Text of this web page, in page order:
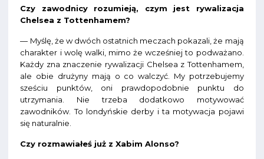
Czy zawodnicy rozumieją, czym jest rywalizacja
Chelsea z Tottenhamem?
— Myślę, że w dwóch ostatnich meczach pokazali, że mają
charakter i wolę walki, mimo że wcześniej to podważano.
Każdy zna znaczenie rywalizacji Chelsea z Tottenhamem,
ale obie drużyny mają o co walczyć. My potrzebujemy
sześciu punktów, oni prawdopodobnie punktu do
utrzymania. Nie trzeba dodatkowo motywować
zawodników. To londyńskie derby i ta motywacja pojawi
się naturalnie.
Czy rozmawiałeś już z Xabim Alonso?